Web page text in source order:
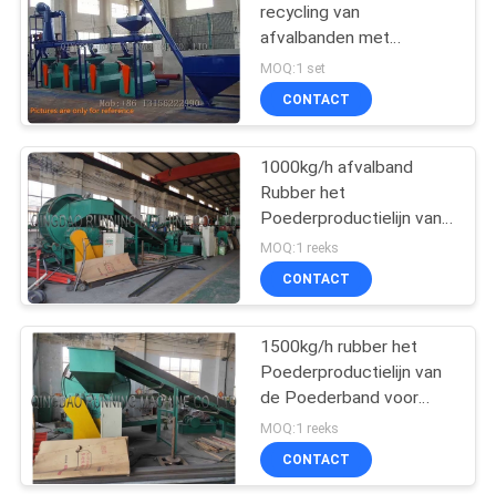
NIEUWS
GEVALLEN
SITEMAP
PRIVACY
POLICY
rubber het mengen
zich molenmachine
Rubber het
Vulcaniseren
Persmachine
32
recycling van
afvalbanden met
aandrijfmotor
MOQ:1 set
CONTACT
1000kg/h afvalband
Rubber het
Poederproductielijn van
de Recyclingsmachine
MOQ:1 reeks
CONTACT
1500kg/h rubber het
Poederproductielijn van
de Poederband voor
Afvalbanden
MOQ:1 reeks
CONTACT